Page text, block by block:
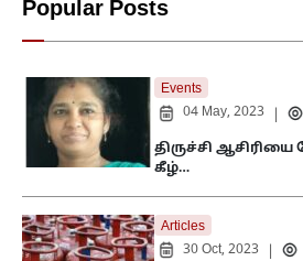
Popular Posts
Events
04 May, 2023
திருச்சி
கீழ்…
Articles
30 Oct, 2023